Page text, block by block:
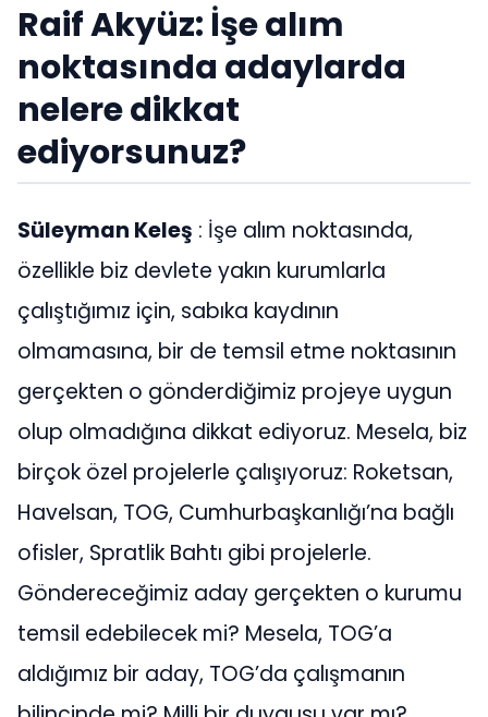
Raif Akyüz: İşe alım
noktasında adaylarda
nelere dikkat
ediyorsunuz?
Süleyman Keleş : İşe alım noktasında,
özellikle biz devlete yakın kurumlarla
çalıştığımız için, sabıka kaydının
olmamasına, bir de temsil etme noktasının
gerçekten o gönderdiğimiz projeye uygun
olup olmadığına dikkat ediyoruz. Mesela, biz
birçok özel projelerle çalışıyoruz: Roketsan,
Havelsan, TOG, Cumhurbaşkanlığı’na bağlı
ofisler, Spratlik Bahtı gibi projelerle.
Göndereceğimiz aday gerçekten o kurumu
temsil edebilecek mi? Mesela, TOG’a
aldığımız bir aday, TOG’da çalışmanın